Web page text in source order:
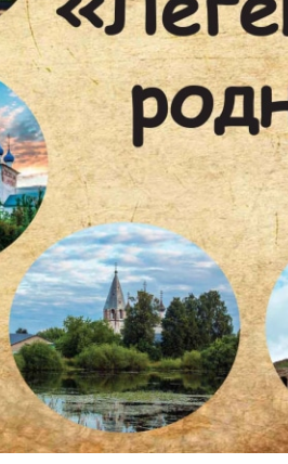
Музей «Стародуб на Клязьме»
(Ковровский район, село
Клязьминский Городок)
приглашает на интерактивную
музейно-образовательную
программу "Монетная мастерская
Древнего Стародуба".